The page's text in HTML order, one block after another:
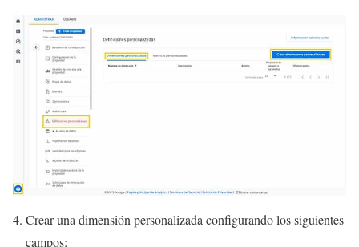
Crear una dimensión personalizada configurando los siguientes
campos: